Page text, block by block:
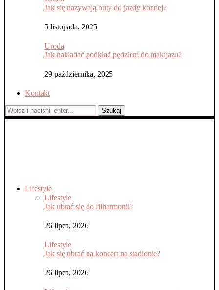
Jak się nazywają buty do jazdy konnej?
5 listopada, 2025
Uroda
Jak nakładać podkład pędzlem do makijażu?
29 października, 2025
Kontakt
Szukaj
Lifestyle
Lifestyle
Jak ubrać się do filharmonii?
26 lipca, 2026
Lifestyle
Jak się ubrać na koncert na stadionie?
26 lipca, 2026